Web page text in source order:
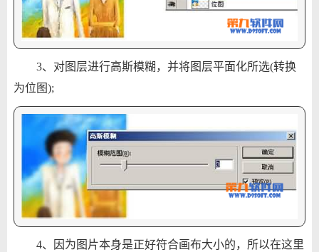
3、对图层进行高斯模糊，并将图层平面化所选(转换
为位图);
4、因为图片本身是正好符合画布大小的，所以在这里